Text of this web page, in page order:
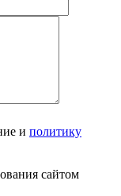
и политику
сайтом